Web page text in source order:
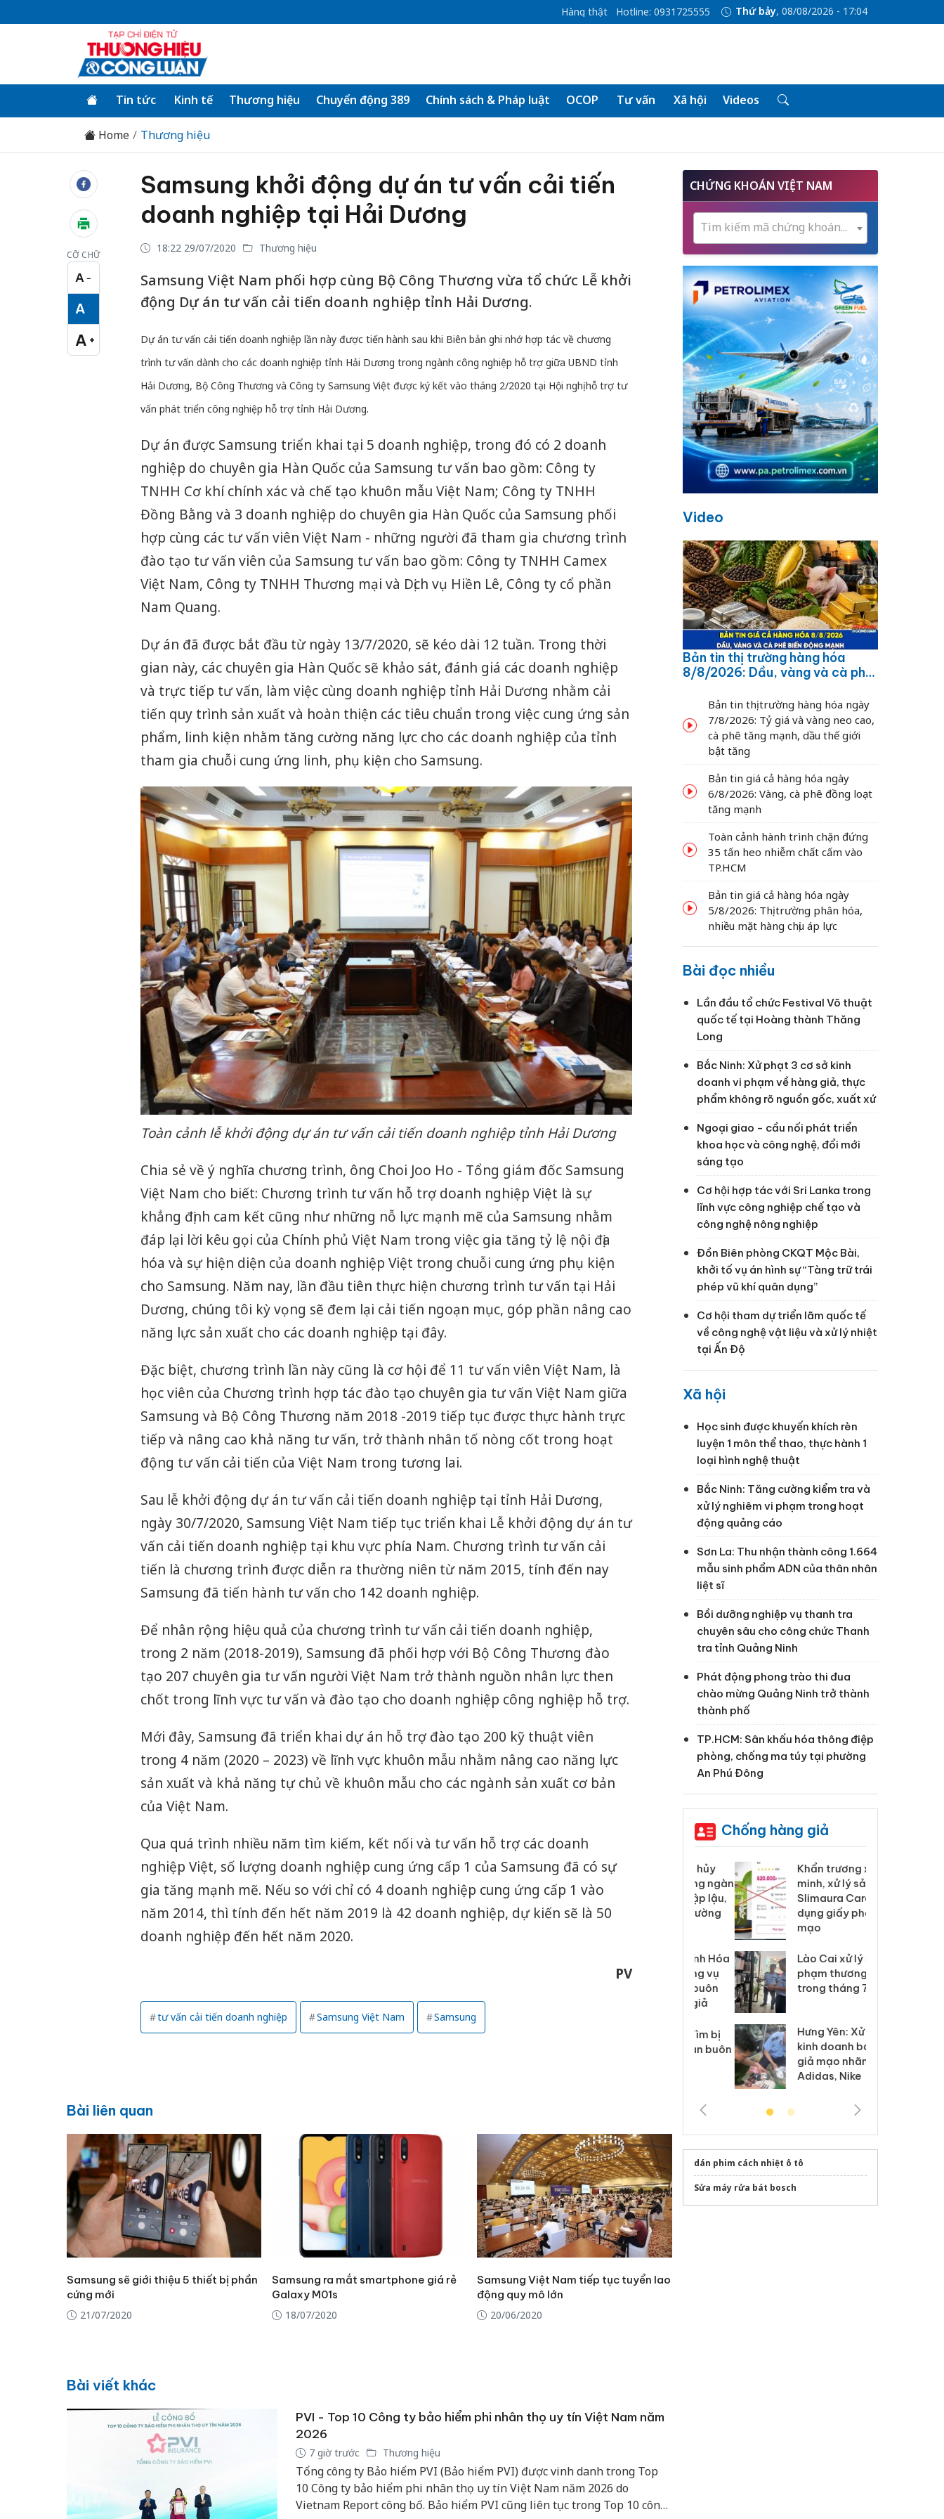
Hàng thật Hotline: 0931725555 Thứ bảy, 08/08/2026 - 17:04
Tin tức Kinh tế Thương hiệu Chuyển động 389 Chính sách & Pháp luật OCOP Tư vấn Xã hội Videos
Home Thương hiệu
CỠ CHỮ
A −
Cỡ chữ nhỏ
A
Cỡ chữ vừa
A +
Cỡ chữ lớn
Samsung khởi động dự án tư vấn cải tiến
doanh nghiệp tại Hải Dương
18:22 29/07/2020 Thương hiệu
Samsung Việt Nam phối hợp cùng Bộ Công Thương vừa tổ chức Lễ khởi
động Dự án tư vấn cải tiến doanh nghiệp tỉnh Hải Dương.
Dự án tư vấn cải tiến doanh nghiệp lần này được tiến hành sau khi Biên bản ghi nhớ hợp tác về chương
trình tư vấn dành cho các doanh nghiệp tỉnh Hải Dương trong ngành công nghiệp hỗ trợ giữa UBND tỉnh
Hải Dương, Bộ Công Thương và Công ty Samsung Việt được ký kết vào tháng 2/2020 tại Hội nghị hỗ trợ tư
vấn phát triển công nghiệp hỗ trợ tỉnh Hải Dương.
Dự án được Samsung triển khai tại 5 doanh nghiệp, trong đó có 2 doanh
nghiệp do chuyên gia Hàn Quốc của Samsung tư vấn bao gồm: Công ty
TNHH Cơ khí chính xác và chế tạo khuôn mẫu Việt Nam; Công ty TNHH
Đồng Bằng và 3 doanh nghiệp do chuyên gia Hàn Quốc của Samsung phối
hợp cùng các tư vấn viên Việt Nam - những người đã tham gia chương trình
đào tạo tư vấn viên của Samsung tư vấn bao gồm: Công ty TNHH Camex
Việt Nam, Công ty TNHH Thương mại và Dịch vụ Hiền Lê, Công ty cổ phần
Nam Quang.
Dự án đã được bắt đầu từ ngày 13/7/2020, sẽ kéo dài 12 tuần. Trong thời
gian này, các chuyên gia Hàn Quốc sẽ khảo sát, đánh giá các doanh nghiệp
và trực tiếp tư vấn, làm việc cùng doanh nghiệp tỉnh Hải Dương nhằm cải
tiến quy trình sản xuất và hoàn thiện các tiêu chuẩn trong việc cung ứng sản
phẩm, linh kiện nhằm tăng cường năng lực cho các doanh nghiệp của tỉnh
tham gia chuỗi cung ứng linh, phụ kiện cho Samsung.
Toàn cảnh lễ khởi động dự án tư vấn cải tiến doanh nghiệp tỉnh Hải Dương
Chia sẻ về ý nghĩa chương trình, ông Choi Joo Ho - Tổng giám đốc Samsung
Việt Nam cho biết: Chương trình tư vấn hỗ trợ doanh nghiệp Việt là sự
khẳng định cam kết cũng như những nỗ lực mạnh mẽ của Samsung nhằm
đáp lại lời kêu gọi của Chính phủ Việt Nam trong việc gia tăng tỷ lệ nội địa
hóa và sự hiện diện của doanh nghiệp Việt trong chuỗi cung ứng phụ kiện
cho Samsung. Năm nay, lần đầu tiên thực hiện chương trình tư vấn tại Hải
Dương, chúng tôi kỳ vọng sẽ đem lại cải tiến ngoạn mục, góp phần nâng cao
năng lực sản xuất cho các doanh nghiệp tại đây.
Đặc biệt, chương trình lần này cũng là cơ hội để 11 tư vấn viên Việt Nam, là
học viên của Chương trình hợp tác đào tạo chuyên gia tư vấn Việt Nam giữa
Samsung và Bộ Công Thương năm 2018 -2019 tiếp tục được thực hành trực
tiếp và nâng cao khả năng tư vấn, trở thành nhân tố nòng cốt trong hoạt
động tư vấn cải tiến của Việt Nam trong tương lai.
Sau lễ khởi động dự án tư vấn cải tiến doanh nghiệp tại tỉnh Hải Dương,
ngày 30/7/2020, Samsung Việt Nam tiếp tục triển khai Lễ khởi động dự án tư
vấn cải tiến doanh nghiệp tại khu vực phía Nam. Chương trình tư vấn cải
tiến là chương trình được diễn ra thường niên từ năm 2015, tính đến nay
Samsung đã tiến hành tư vấn cho 142 doanh nghiệp.
Để nhân rộng hiệu quả của chương trình tư vấn cải tiến doanh nghiệp,
trong 2 năm (2018-2019), Samsung đã phối hợp với Bộ Công Thương đào
tạo 207 chuyên gia tư vấn người Việt Nam trở thành nguồn nhân lực then
chốt trong lĩnh vực tư vấn và đào tạo cho doanh nghiệp công nghiệp hỗ trợ.
Mới đây, Samsung đã triển khai dự án hỗ trợ đào tạo 200 kỹ thuật viên
trong 4 năm (2020 – 2023) về lĩnh vực khuôn mẫu nhằm nâng cao năng lực
sản xuất và khả năng tự chủ về khuôn mẫu cho các ngành sản xuất cơ bản
của Việt Nam.
Qua quá trình nhiều năm tìm kiếm, kết nối và tư vấn hỗ trợ các doanh
nghiệp Việt, số lượng doanh nghiệp cung ứng cấp 1 của Samsung đã có sự
gia tăng mạnh mẽ. Nếu so với chỉ có 4 doanh nghiệp cung ứng cấp 1 vào
năm 2014, thì tính đến hết năm 2019 là 42 doanh nghiệp, dự kiến sẽ là 50
doanh nghiệp đến hết năm 2020.
PV
tư vấn cải tiến doanh nghiệp Samsung Việt Nam Samsung
Bài liên quan
Samsung sẽ giới thiệu 5 thiết bị phần
cứng mới
21/07/2020
Samsung ra mắt smartphone giá rẻ
Galaxy M01s
18/07/2020
Samsung Việt Nam tiếp tục tuyển lao
động quy mô lớn
20/06/2020
Bài viết khác
PVI - Top 10 Công ty bảo hiểm phi nhân thọ uy tín Việt Nam năm
2026
7 giờ trước Thương hiệu
Tổng công ty Bảo hiểm PVI (Bảo hiểm PVI) được vinh danh trong Top
10 Công ty bảo hiểm phi nhân thọ uy tín Việt Nam năm 2026 do
Vietnam Report công bố. Bảo hiểm PVI cũng liên tục trong Top 10 công
CHỨNG KHOÁN VIỆT NAM
Tìm kiếm mã chứng khoán...
Video
Bản tin thị trường hàng hóa
8/8/2026: Dầu, vàng và cà phê
Bản tin thị trường hàng hóa ngày
7/8/2026: Tỷ giá và vàng neo cao,
cà phê tăng mạnh, dầu thế giới
bật tăng
Bản tin giá cả hàng hóa ngày
6/8/2026: Vàng, cà phê đồng loạt
tăng mạnh
Toàn cảnh hành trình chặn đứng
35 tấn heo nhiễm chất cấm vào
TP.HCM
Bản tin giá cả hàng hóa ngày
5/8/2026: Thị trường phân hóa,
nhiều mặt hàng chịu áp lực
Bài đọc nhiều
Lần đầu tổ chức Festival Võ thuật
quốc tế tại Hoàng thành Thăng
Long
Bắc Ninh: Xử phạt 3 cơ sở kinh
doanh vi phạm về hàng giả, thực
phẩm không rõ nguồn gốc, xuất xứ
Ngoại giao - cầu nối phát triển
khoa học và công nghệ, đổi mới
sáng tạo
Cơ hội hợp tác với Sri Lanka trong
lĩnh vực công nghiệp chế tạo và
công nghệ nông nghiệp
Đồn Biên phòng CKQT Mộc Bài,
khởi tố vụ án hình sự “Tàng trữ trái
phép vũ khí quân dụng”
Cơ hội tham dự triển lãm quốc tế
về công nghệ vật liệu và xử lý nhiệt
tại Ấn Độ
Xã hội
Học sinh được khuyến khích rèn
luyện 1 môn thể thao, thực hành 1
loại hình nghệ thuật
Bắc Ninh: Tăng cường kiểm tra và
xử lý nghiêm vi phạm trong hoạt
động quảng cáo
Sơn La: Thu nhận thành công 1.664
mẫu sinh phẩm ADN của thân nhân
liệt sĩ
Bồi dưỡng nghiệp vụ thanh tra
chuyên sâu cho công chức Thanh
tra tỉnh Quảng Ninh
Phát động phong trào thi đua
chào mừng Quảng Ninh trở thành
thành phố
TP.HCM: Sân khấu hóa thông điệp
phòng, chống ma túy tại phường
An Phú Đông
Chống hàng giả
Cà Mau: Tiêu hủy
công khai hàng ngàn
sản phẩm nhập lậu,
bảo vệ môi trường
tìm bị hại trong vụ
Khẩn trương xác
minh, xử lý sản phẩm
Slimaura Care x3 sử
dụng giấy phép giả
mạo
Lào Cai xử lý 83 vụ vi
phạm thương mại
trong tháng 7
Hưng Yên: Xử lý 6 hộ
kinh doanh bán hàng
giả mạo nhãn hiệu
Adidas, Nike
dán phim cách nhiệt ô tô
Sửa máy rửa bát bosch